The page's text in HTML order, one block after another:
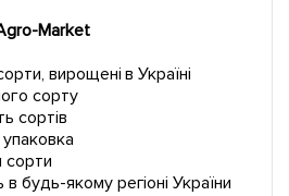
Market
вирощені в Україні
сорту
сортів
упаковка
сорти
будь-якому регіоні України